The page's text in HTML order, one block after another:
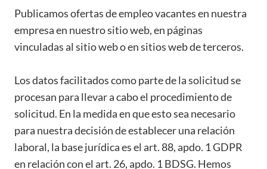
Publicamos ofertas de empleo vacantes en nuestra
empresa en nuestro sitio web, en páginas
vinculadas al sitio web o en sitios web de terceros.
Los datos facilitados como parte de la solicitud se
procesan para llevar a cabo el procedimiento de
solicitud. En la medida en que esto sea necesario
para nuestra decisión de establecer una relación
laboral, la base jurídica es el art. 88, apdo. 1 GDPR
en relación con el art. 26, apdo. 1 BDSG. Hemos